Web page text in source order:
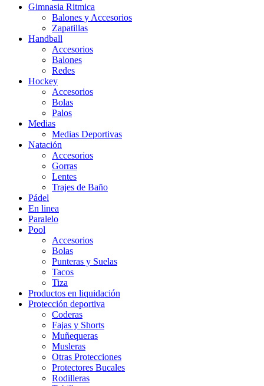
Gimnasia Ritmica
Balones y Accesorios
Zapatillas
Handball
Accesorios
Balones
Redes
Hockey
Accesorios
Bolas
Palos
Medias
Medias Deportivas
Natación
Accesorios
Gorras
Lentes
Trajes de Baño
Pádel
En linea
Paralelo
Pool
Accesorios
Bolas
Punteras y Suelas
Tacos
Tiza
Productos en liquidación
Protección deportiva
Coderas
Fajas y Shorts
Muñequeras
Musleras
Otras Protecciones
Protectores Bucales
Rodilleras